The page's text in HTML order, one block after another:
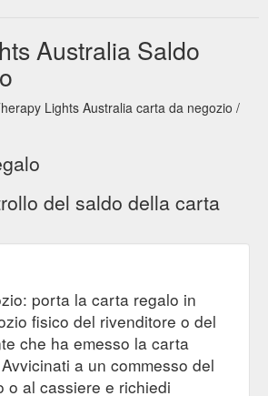
Australia Saldo
Lights Australia carta da negozio /
del saldo della carta
porta la carta regalo in
fisico del rivenditore o del
che ha emesso la carta
a un commesso del
o al cassiere e richiedi